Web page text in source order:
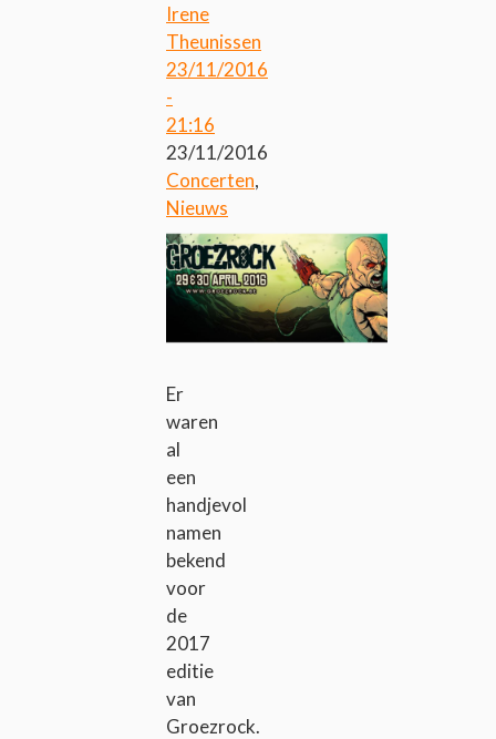
Irene
Theunissen
23/11/2016
-
21:16
23/11/2016
Concerten,
Nieuws
Er
waren
al
een
handjevol
namen
bekend
voor
de
2017
editie
van
Groezrock.